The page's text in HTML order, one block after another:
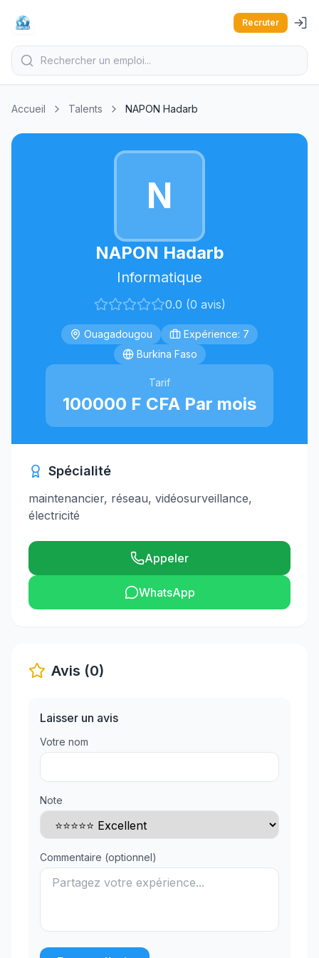
Recruter
Accueil Talents NAPON Hadarb
N
NAPON Hadarb
Informatique
0.0 (0 avis)
Ouagadougou
Expérience: 7
Burkina Faso
Tarif
100000 F CFA Par mois
Spécialité
maintenancier, réseau, vidéosurveillance,
électricité
Appeler
WhatsApp
Avis (0)
Laisser un avis
Votre nom
Note
Commentaire (optionnel)